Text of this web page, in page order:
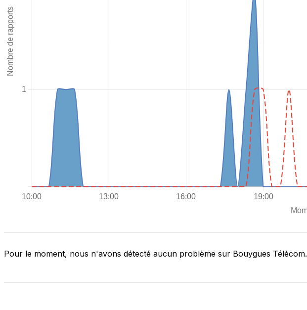
Pour le moment, nous n'avons détecté aucun problème sur Bouygues Télécom.